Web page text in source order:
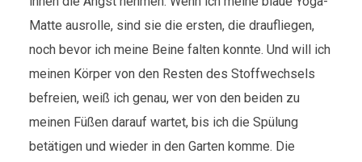
Matte ausrolle, sind sie die ersten, die draufliegen,
noch bevor ich meine Beine falten konnte. Und will ich
meinen Körper von den Resten des Stoffwechsels
befreien, weiß ich genau, wer von den beiden zu
meinen Füßen darauf wartet, bis ich die Spülung
betätigen und wieder in den Garten komme. Die